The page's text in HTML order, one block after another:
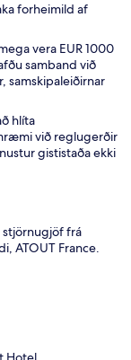
forheimild af
vera EUR 1000
samband við
samskipaleiðirnar
hlíta
við reglugerðir
gististaða ekki
stjörnugjöf frá
ATOUT France.